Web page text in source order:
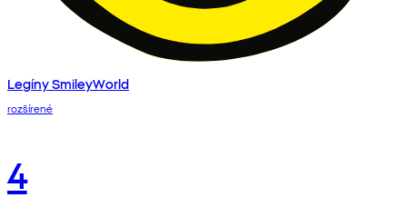
Legíny SmileyWorld
rozšírené
4